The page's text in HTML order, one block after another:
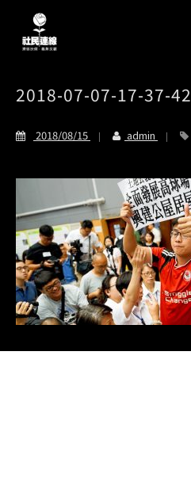
2018-07-07-17-37-42
2018/08/15 admin